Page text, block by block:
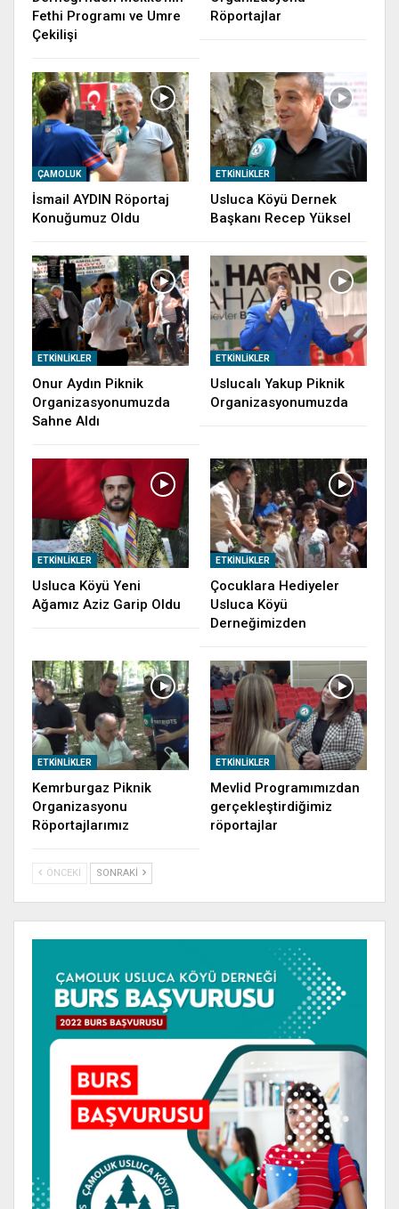
Fethi Programı ve Umre
Çekilişi
Röportajlar
ÇAMOLUK
İsmail AYDIN Röportaj
Konuğumuz Oldu
ETKINLIKLER
Usluca Köyü Dernek
Başkanı Recep Yüksel
ETKINLIKLER
Onur Aydın Piknik
Organizasyonumuzda
Sahne Aldı
ETKINLIKLER
Uslucalı Yakup Piknik
Organizasyonumuzda
ETKINLIKLER
Usluca Köyü Yeni
Ağamız Aziz Garip Oldu
ETKINLIKLER
Çocuklara Hediyeler
Usluca Köyü
Derneğimizden
ETKINLIKLER
Kemrburgaz Piknik
Organizasyonu
Röportajlarımız
ETKINLIKLER
Mevlid Programımızdan
gerçekleştirdiğimiz
röportajlar
ÖNCEKI SONRAKI